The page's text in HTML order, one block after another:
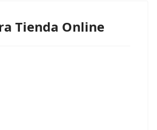
Tienda Online